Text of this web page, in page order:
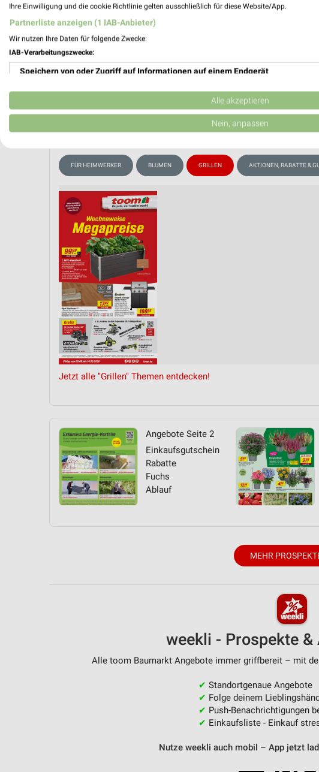
PROSPEKT
FÜR HEIMWERKER BLUMEN GRILLEN AKTIONEN, RABATTE &
Jetzt alle "Grillen" Themen entdecken!
Angebote Seite 2
Einkaufsgutschein
Rabatte
Fuchs
Ablauf
MEHR
weekli - Prospekte &
Alle toom Baumarkt Angebote immer griffbereit – mit
✔ Standortgenaue Angebote
✔ Folge deinem
✔ Push-Benachrichtigungen
✔ Einkaufsliste - Einkauf
Nutze weekli auch mobil – App jetzt
Ihre Einwilligung und die cookie Richtlinie gelten ausschließlich für diese Website/App.
Partnerliste anzeigen (1 IAB-Anbieter)
Wir nutzen Ihre Daten für folgende Zwecke:
IAB-Verarbeitungszwecke:
Speichern von oder Zugriff auf Informationen auf einem Endgerät
Verwendung reduzierter Daten zur Auswahl von Werbeanzeigen
Erstellung von Profilen für personalisierte Werbung
Erstellung von Profilen zur Personalisierung von Inhalten
Verwendung von Profilen zur Auswahl personalisierter Inhalte
Messung der Werbeleistung
Messung der Performance von Inhalten
Analyse von Zielgruppen durch Statistiken oder Kombinationen von Daten aus
Entwicklung und Verbesserung der Angebote
Verwendung reduzierter Daten zur Auswahl von Inhalten
IAB-Besonderheiten:
Verwendung genauer Standortdaten
Notwendig
Performance
Alle akzeptieren
Nein, anpassen